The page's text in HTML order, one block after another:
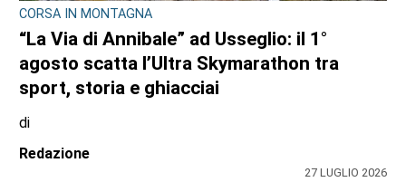
CORSA IN MONTAGNA
“La Via di Annibale” ad Usseglio: il 1°
agosto scatta l’Ultra Skymarathon tra
sport, storia e ghiacciai
di
Redazione
27 LUGLIO 2026